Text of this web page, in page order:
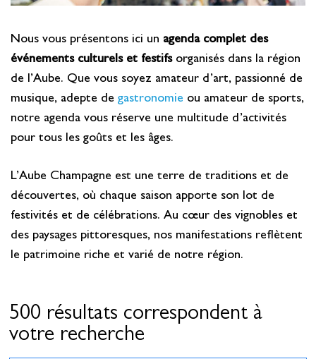
Nous vous présentons ici un agenda complet des
événements culturels et festifsorganisés dans la région
de l’Aube. Que vous soyez amateur d’art, passionné de
musique, adepte de gastronomie ou amateur de sports,
notre agenda vous réserve une multitude d’activités
pour tous les goûts et les âges.
L’Aube Champagne est une terre de traditions et de
découvertes, où chaque saison apporte son lot de
festivités et de célébrations. Au cœur des vignobles et
des paysages pittoresques, nos manifestations reflètent
le patrimoine riche et varié de notre région.
500 résultats correspondent à
votre recherche